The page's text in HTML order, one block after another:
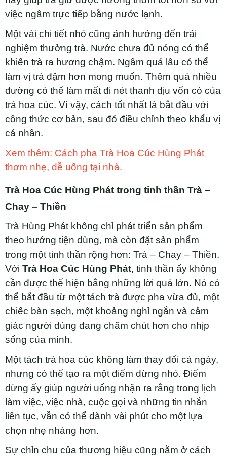
việc ngâm trực tiếp bằng nước lạnh.
Một vài chi tiết nhỏ cũng ảnh hưởng đến trải
nghiệm thưởng trà. Nước chưa đủ nóng có thể
khiến trà ra hương chậm. Ngâm quá lâu có thể
làm vị trà đậm hơn mong muốn. Thêm quá nhiều
đường có thể làm mất đi nét thanh dịu vốn có của
trà hoa cúc. Vì vậy, cách tốt nhất là bắt đầu với
công thức cơ bản, sau đó điều chỉnh theo khẩu vị
cá nhân.
Xem thêm: Cách pha Trà Hoa Cúc Hùng Phát
thơm nhẹ, dễ uống tại nhà.
Trà Hoa Cúc Hùng Phát trong tinh thần Trà –
Chay – Thiền
Trà Hùng Phát không chỉ phát triển sản phẩm
theo hướng tiện dùng, mà còn đặt sản phẩm
trong một tinh thần rộng hơn: Trà – Chay – Thiền.
Với Trà Hoa Cúc Hùng Phát, tinh thần ấy không
cần được thể hiện bằng những lời quá lớn. Nó có
thể bắt đầu từ một tách trà được pha vừa đủ, một
chiếc bàn sạch, một khoảng nghỉ ngắn và cảm
giác người dùng đang chăm chút hơn cho nhịp
sống của mình.
Một tách trà hoa cúc không làm thay đổi cả ngày,
nhưng có thể tạo ra một điểm dừng nhỏ. Điểm
dừng ấy giúp người uống nhận ra rằng trong lịch
làm việc, việc nhà, cuộc gọi và những tin nhắn
liên tục, vẫn có thể dành vài phút cho một lựa
chọn nhẹ nhàng hơn.
Sự chỉn chu của thương hiệu cũng nằm ở cách